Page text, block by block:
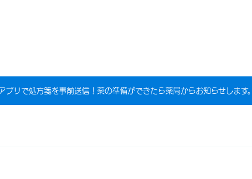
アプリで処方箋を事前送信！薬の準備ができたら薬局からお知らせします。